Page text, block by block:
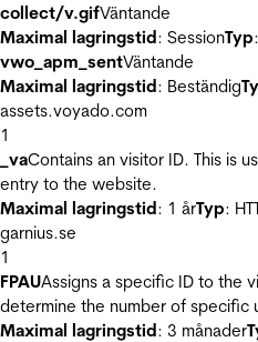
collect/v.gifVäntande
Maximal lagringstid: SessionTyp
vwo_apm_sentVäntande
Maximal lagringstid: Beständig
assets.voyado.com
1
_vaContains an visitor ID. This is
entry to the website.
Maximal lagringstid: 1 årTyp:
garnius.se
1
FPAUAssigns a specific ID to the
determine the number of specific
Maximal lagringstid: 3 månader